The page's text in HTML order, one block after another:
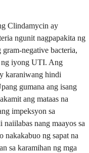
Clindamycin ay
ngunit nagpapakita ng
negative bacteria,
ng iyong UTI. Ang
karaniwang hindi
gumana ang isang
ang mataas na
impeksyon sa
nang maayos sa
nakakabuo ng sapat na
sa karamihan ng mga